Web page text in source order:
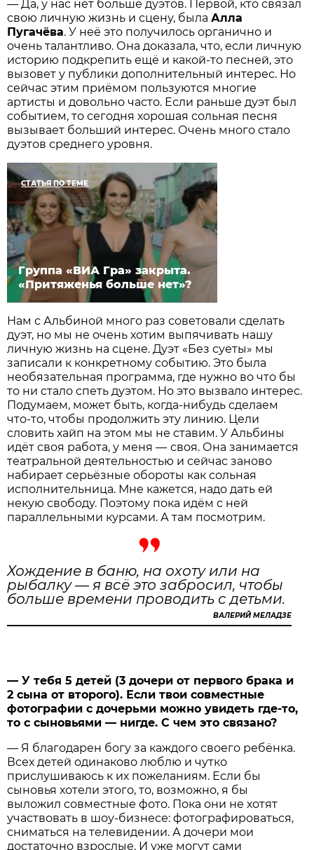
— Да, у нас нет больше дуэтов. Первой, кто связал
свою личную жизнь и сцену, былаАлла
Пугачёва. У неё это получилось органично и
очень талантливо. Она доказала, что, если личную
историю подкрепить ещё и какой-то песней, это
вызовет у публики дополнительный интерес. Но
сейчас этим приёмом пользуются многие
артисты и довольно часто. Если раньше дуэт был
событием, то сегодня хорошая сольная песня
вызывает больший интерес. Очень много стало
дуэтов среднего уровня.
СТАТЬЯ ПО ТЕМЕ
Группа «ВИА Гра» закрыта.
«Притяженья больше нет»?
Нам с Альбиной много раз советовали сделать
дуэт, но мы не очень хотим выпячивать нашу
личную жизнь на сцене. Дуэт «Без суеты» мы
записали к конкретному событию. Это была
необязательная программа, где нужно во что бы
то ни стало спеть дуэтом. Но это вызвало интерес.
Подумаем, может быть, когда-нибудь сделаем
что-то, чтобы продолжить эту линию. Цели
словить хайп на этом мы не ставим. У Альбины
идёт своя работа, у меня — своя. Она занимается
театральной деятельностью и сейчас заново
набирает серьёзные обороты как сольная
исполнительница. Мне кажется, надо дать ей
некую свободу. Поэтому пока идём с ней
параллельными курсами. А там посмотрим.
Хождение в баню, на охоту или на
рыбалку — я всё это забросил, чтобы
больше времени проводить с детьми.
ВАЛЕРИЙ МЕЛАДЗЕ
— У тебя 5 детей (3 дочери от первого брака и
2 сына от второго). Если твои совместные
фотографии с дочерьми можно увидеть где-то,
то с сыновьями — нигде. С чем это связано?
— Я благодарен богу за каждого своего ребёнка.
Всех детей одинаково люблю и чутко
прислушиваюсь к их пожеланиям. Если бы
сыновья хотели этого, то, возможно, я бы
выложил совместные фото. Пока они не хотят
участвовать в шоу-бизнесе: фотографироваться,
сниматься на телевидении. А дочери мои
достаточно взрослые. И уже могут сами